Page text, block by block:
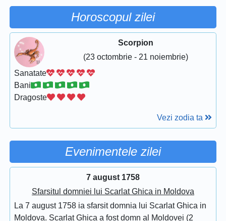
Horoscopul zilei
Scorpion
(23 octombrie - 21 noiembrie)
Sanatate
Bani
Dragoste
Vezi zodia ta
Evenimentele zilei
7 august 1758
Sfarsitul domniei lui Scarlat Ghica in Moldova
La 7 august 1758 ia sfarsit domnia lui Scarlat Ghica in
Moldova. Scarlat Ghica a fost domn al Moldovei (2